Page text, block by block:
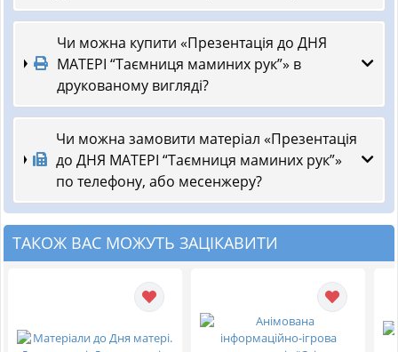
Чи можна купити «Презентація до ДНЯ
МАТЕРІ “Таємниця маминих рук”» в
друкованому вигляді?
Чи можна замовити матеріал «Презентація
до ДНЯ МАТЕРІ “Таємниця маминих рук”»
по телефону, або месенжеру?
ТАКОЖ ВАС МОЖУТЬ ЗАЦІКАВИТИ